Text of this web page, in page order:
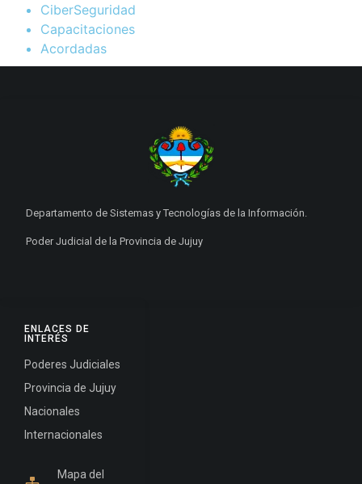
CiberSeguridad
Capacitaciones
Acordadas
ENLACES DE
INTERÉS
Poderes Judiciales
Provincia de Jujuy
Nacionales
Internacionales
Mapa del
Departamento de Sistemas y Tecnologías de la Información.
Poder Judicial de la Provincia de Jujuy